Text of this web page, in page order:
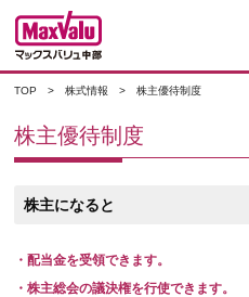
TOP 株式情報 株主優待制度
株主優待制度
株主になると
・配当金を受領できます。
・株主総会の議決権を行使できます。